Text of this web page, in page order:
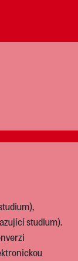
studium).